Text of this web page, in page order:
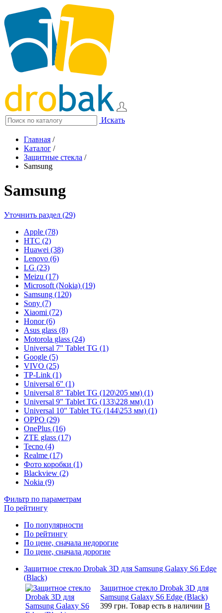
Искать
Главная /
Каталог /
Защитные стекла /
Samsung
Samsung
Уточнить раздел (29)
Apple (78)
HTC (2)
Huawei (38)
Lenovo (6)
LG (23)
Meizu (17)
Microsoft (Nokia) (19)
Samsung (120)
Sony (7)
Xiaomi (72)
Honor (6)
Asus glass (8)
Motorola glass (24)
Universal 7" Tablet TG (1)
Google (5)
VIVO (25)
TP-Link (1)
Universal 6" (1)
Universal 8" Tablet TG (120\205 мм) (1)
Universal 9" Tablet TG (133\228 мм) (1)
Universal 10" Tablet TG (144\253 мм) (1)
OPPO (29)
OnePlus (16)
ZTE glass (17)
Tecno (4)
Realme (17)
Фото коробки (1)
Blackview (2)
Nokia (9)
Фильтр по параметрам
По рейтингу
По популярности
По рейтингу
По цене, сначала недорогие
По цене, сначала дорогие
Защитное стекло Drobak 3D для Samsung Galaxy S6 Edge
(Black)
Защитное стекло Drobak 3D для
Samsung Galaxy S6 Edge (Black)
399 грн. Товар есть в наличии В